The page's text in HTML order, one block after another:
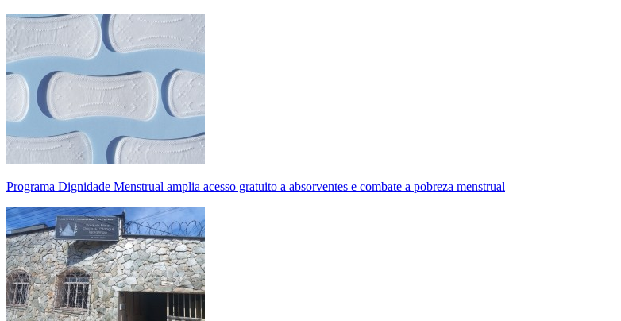
Programa Dignidade Menstrual amplia acesso gratuito a absorventes e combate a pobreza menstrual